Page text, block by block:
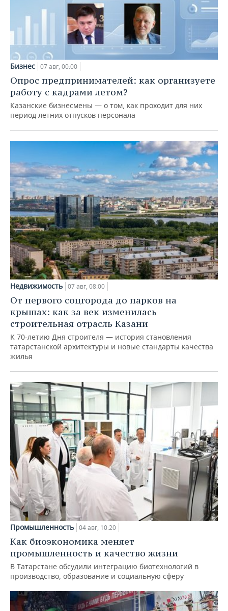
Бизнес 07 авг, 00:00
Опрос предпринимателей: как организуете
работу с кадрами летом?
Казанские бизнесмены — о том, как проходит для них
период летних отпусков персонала
Недвижимость 07 авг, 08:00
От первого соцгорода до парков на
крышах: как за век изменилась
строительная отрасль Казани
К 70-летию Дня строителя — история становления
татарстанской архитектуры и новые стандарты качества
жилья
Промышленность 04 авг, 10:20
Как биоэкономика меняет
промышленность и качество жизни
В Татарстане обсудили интеграцию биотехнологий в
производство, образование и социальную сферу